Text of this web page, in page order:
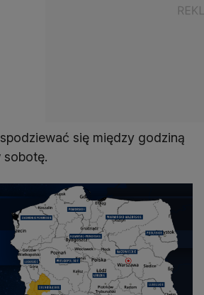
się między godziną
sobotę.